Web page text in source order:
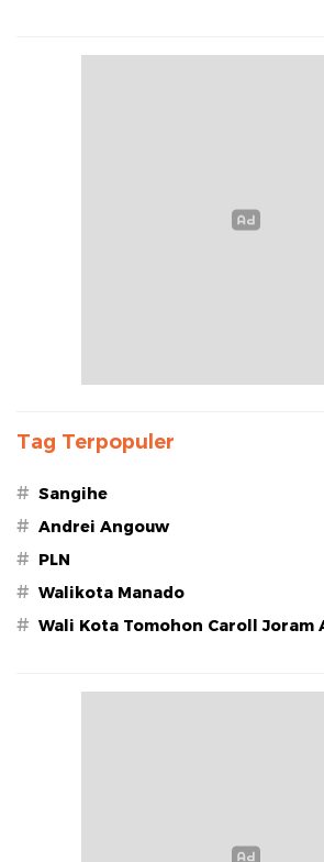
Tag Terpopuler
# Sangihe
# Andrei Angouw
# PLN
# Walikota Manado
# Wali Kota Tomohon Caroll Joram